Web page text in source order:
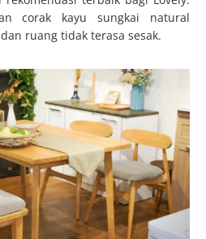
corak kayu sungkai natural
ruang tidak terasa sesak.